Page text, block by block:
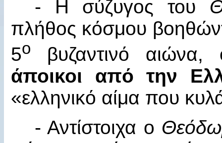
- Η σύζυγος του
πλήθος κόσμου
5ο
βυζαντινό αιώνα,
άποικοι από την
«ελληνικό αίμα που
- Αντίστοιχα ο